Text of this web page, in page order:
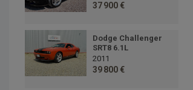
37 900 €
Dodge Challenger
SRT8 6.1L
2011
39 800 €